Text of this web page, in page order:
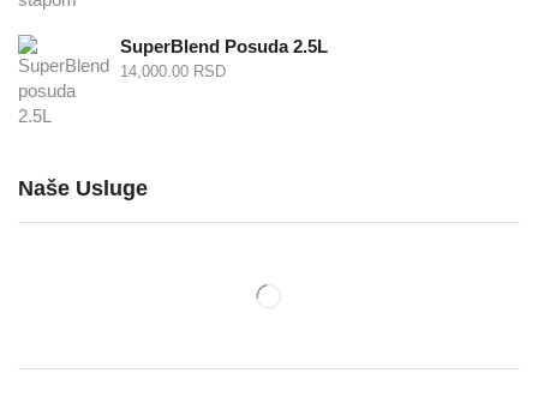
SuperBlend Posuda 2.5L
14,000.00 RSD
Naše Usluge